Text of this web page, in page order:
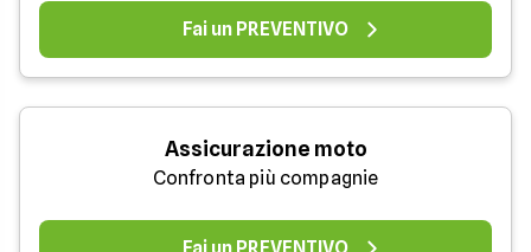
Fai un PREVENTIVO
Assicurazione moto
Confronta più compagnie